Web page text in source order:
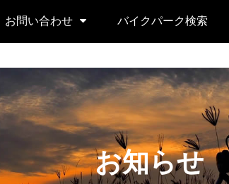
お問い合わせ バイクパーク検索
お知らせ